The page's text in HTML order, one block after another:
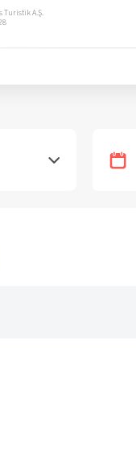
Turistik A.Ş.